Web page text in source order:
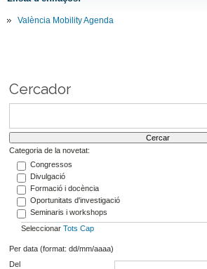
València Mobility Agenda
Cercador
Categoria de la novetat:
Congressos
Divulgació
Formació i docència
Oportunitats d'investigació
Seminaris i workshops
Seleccionar Tots Cap
Per data (format: dd/mm/aaaa)
Del